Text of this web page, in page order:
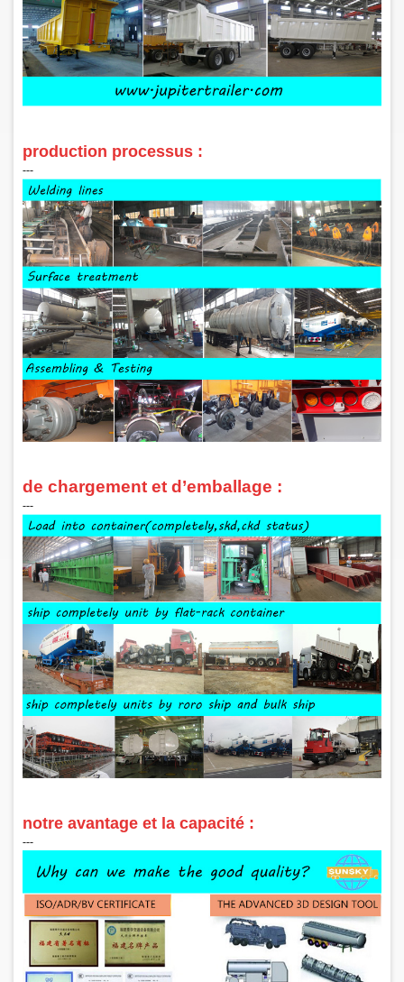
production processus :
‑‑‑
de chargement et d’emballage :
‑‑‑
notre avantage et la capacité :
‑‑‑